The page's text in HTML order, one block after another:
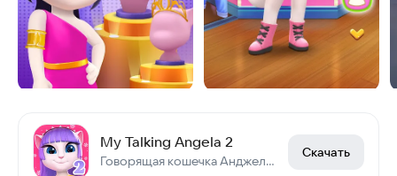
My Talking Angela 2
Говорящая кошечка Анджела вернулась
Скачать